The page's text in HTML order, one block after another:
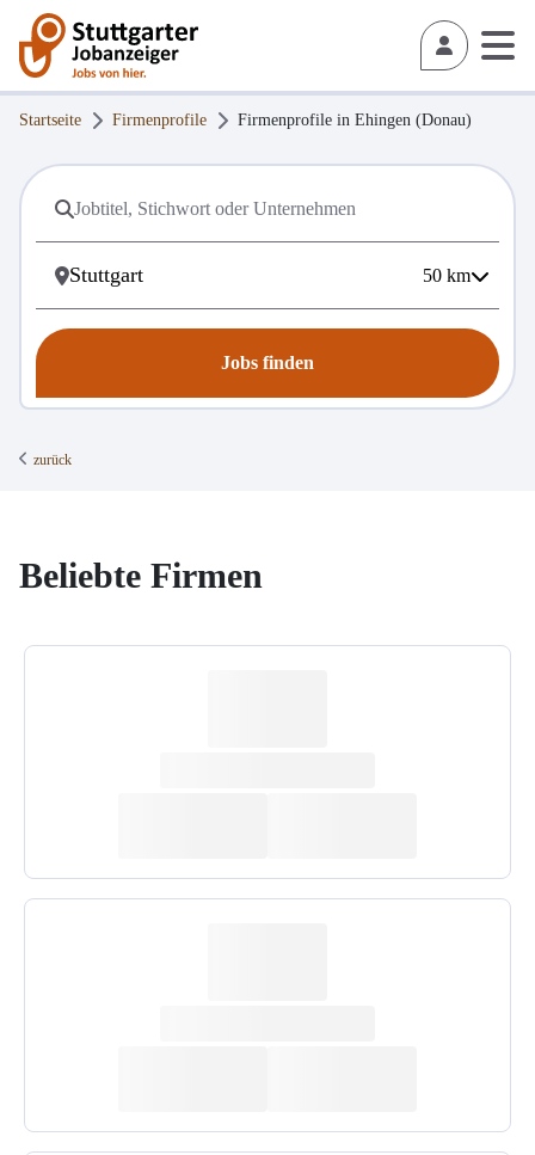
Startseite Firmenprofile Firmenprofile in Ehingen (Donau)
50 km
Jobs finden
zurück
Beliebte Firmen